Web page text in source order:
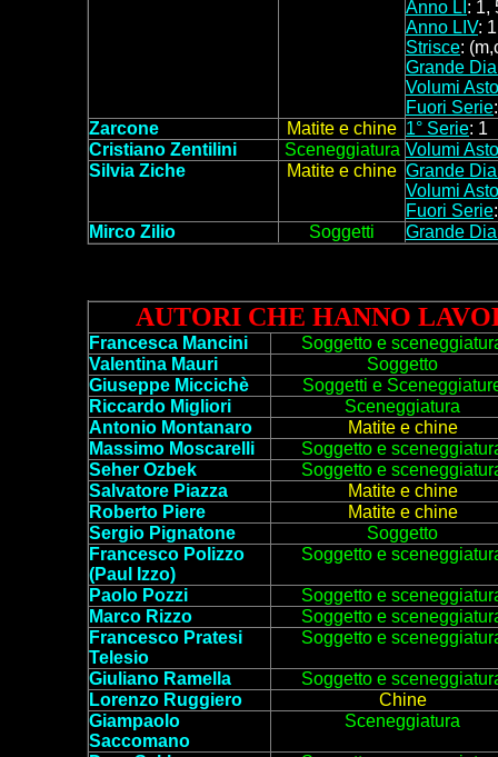
Anno LI : 1,
Anno LIV: 1
Strisce:
Grande
Volumi
Fuori Serie
Zarcone
Matite e chine 1° Serie: 1
Cristiano Zentilini
Sceneggiatura Volumi
Silvia Ziche
Matite e chine Grande
Volumi
Fuori Serie
Mirco Zilio
Soggetti Grande
AUTORI CHE HANNO
Francesca Mancini
Soggetto e
Valentina Mauri
Soggetto
Giuseppe Miccichè
Soggetti e
Riccardo Migliori
Sceneggiatura
Antonio Montanaro
Matite e chine
Massimo Moscarelli
Soggetto e
Seher Ozbek
Soggetto e
Salvatore Piazza
Matite e chine
Roberto Piere
Matite e chine
Sergio Pignatone
Soggetto
Francesco Polizzo
(Paul Izzo)
Soggetto e scen
Paolo Pozzi
Soggetto e
Marco Rizzo
Soggetto e
Francesco Pratesi
Telesio
Soggetto e
Giuliano Ramella Soggetto e
Lorenzo Ruggiero
Chine
Giampaolo
Saccomano
Sceneggiatura